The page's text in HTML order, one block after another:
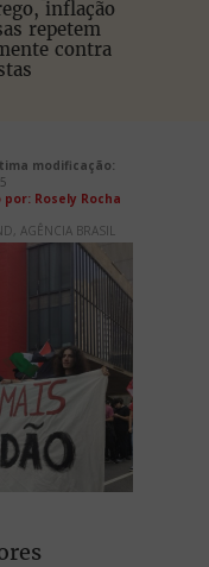
inflação
repetem
contra
modificação:
por: Rosely Rocha
AGÊNCIA BRASIL